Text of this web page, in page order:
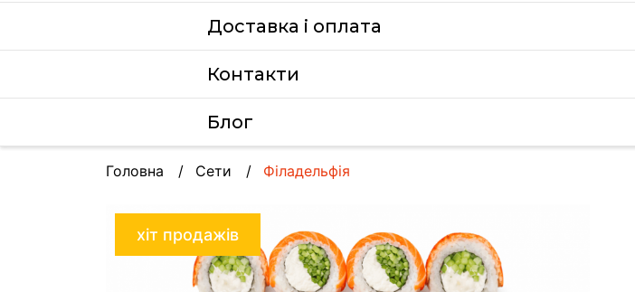
Доставка i оплата
Контакти
Блог
Головна Сети Філадельфія
хіт продажів